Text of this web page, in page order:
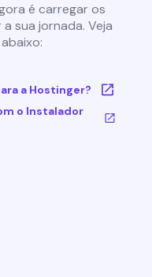
é carregar os
sua jornada. Veja
a Hostinger?
o Instalador